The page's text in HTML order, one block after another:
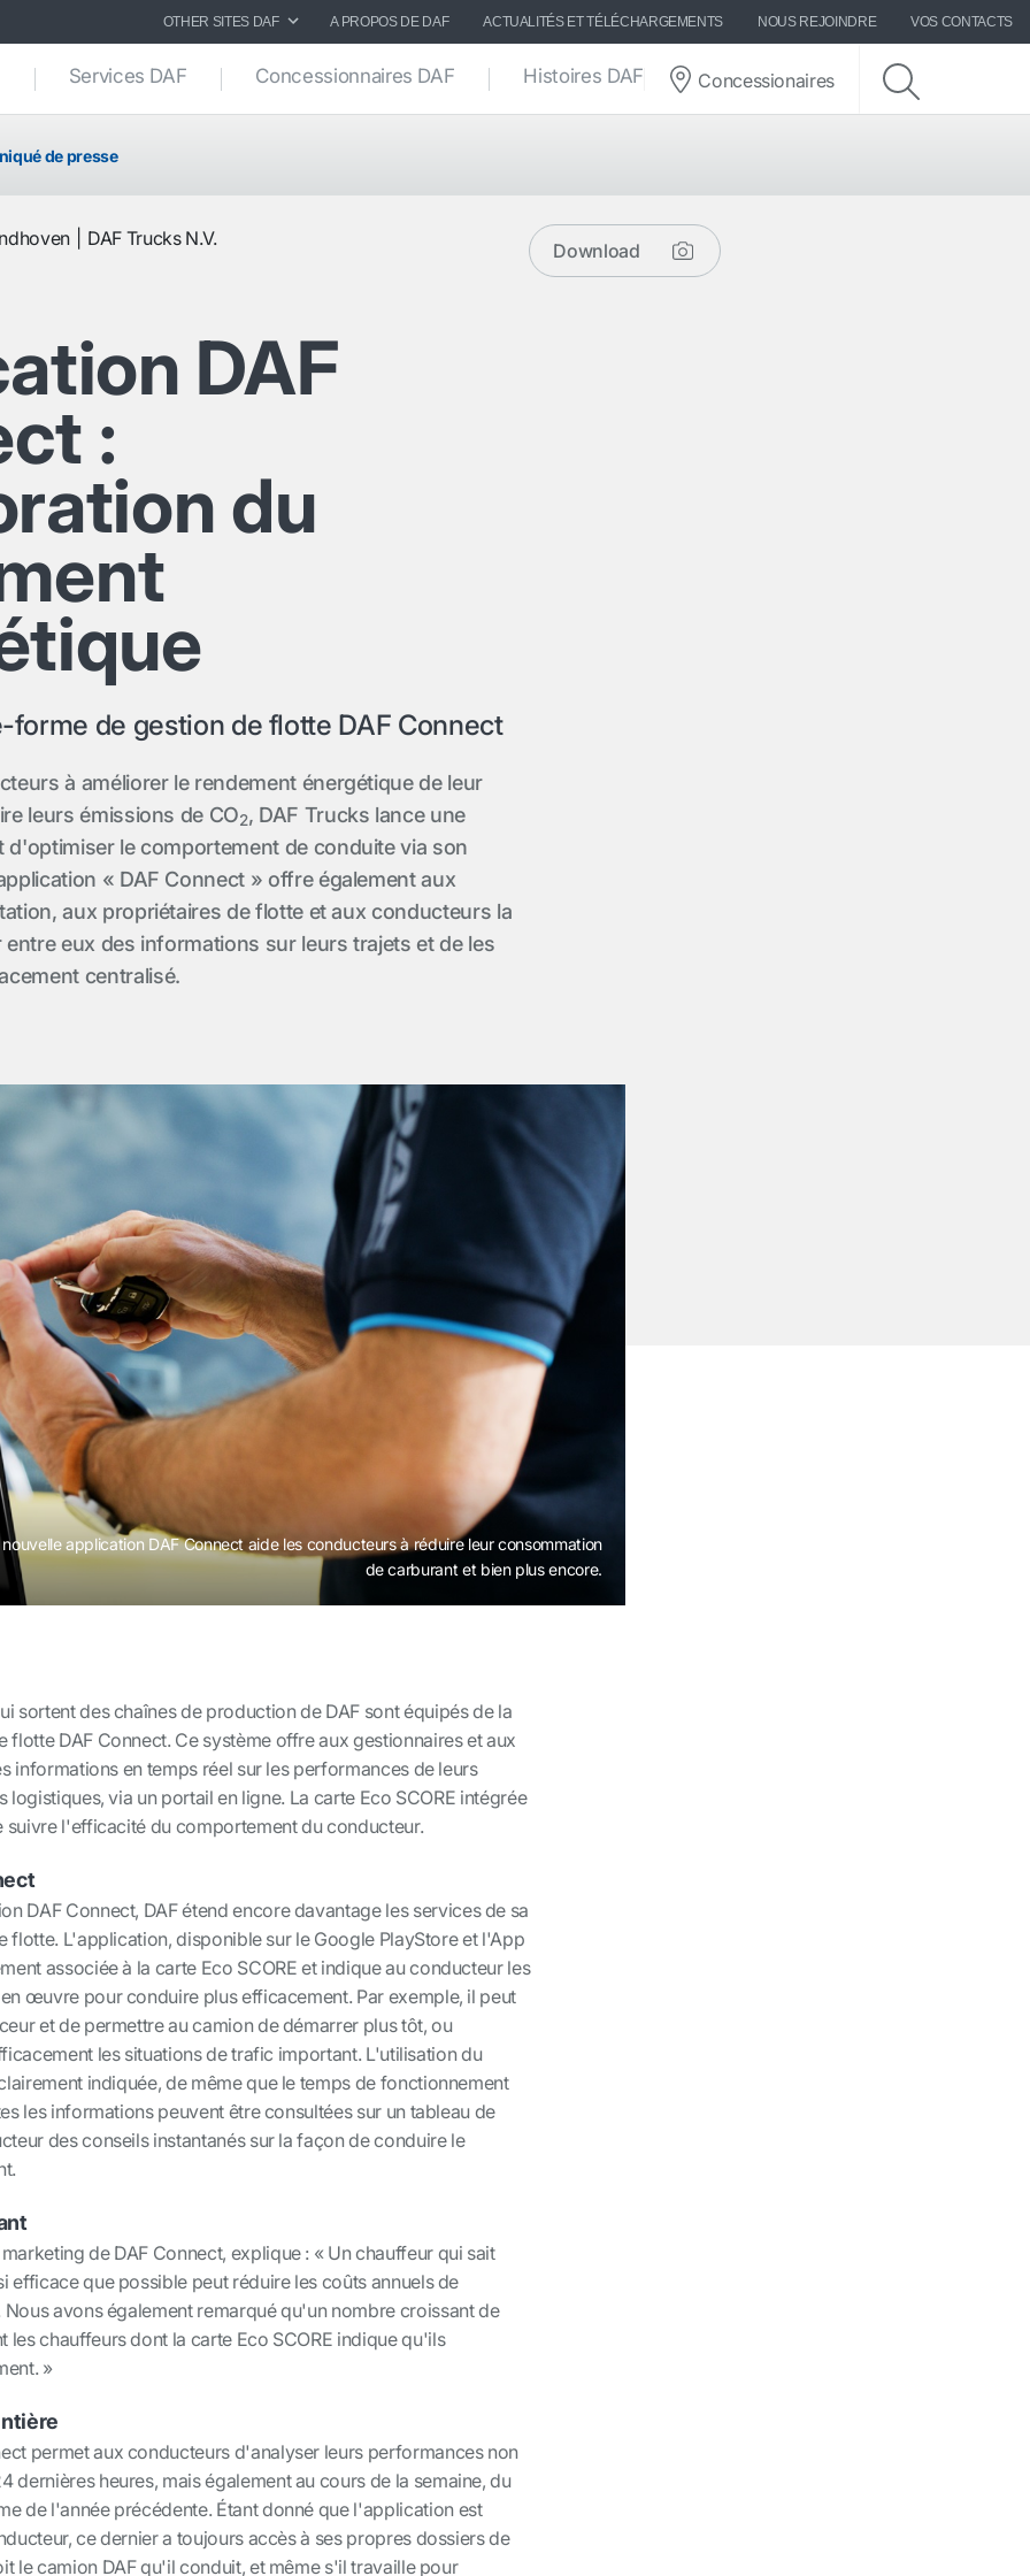
OTHER SITES DAF A PROPOS DE DAF ACTUALITÉS ET TÉLÉCHARGEMENTS NOUS REJOINDRE VOS CONTACTS
Services DAF Concessionnaires DAF Histoires DAF Concessionaires
de presse
Download
DAF Trucks N.V.
DAF
:
du
forme de gestion de flotte DAF Connect
à améliorer le rendement énergétique de leur
leurs émissions de CO2, DAF Trucks lance une
d'optimiser le comportement de conduite via son
« DAF Connect » offre également aux
aux propriétaires de flotte et aux conducteurs la
eux des informations sur leurs trajets et de les
centralisé.
application DAF Connect aide les conducteurs à réduire leur consommation
de carburant et bien plus encore.
sortent des chaînes de production de DAF sont équipés de la
DAF Connect. Ce système offre aux gestionnaires et aux
informations en temps réel sur les performances de leurs
logistiques, via un portail en ligne. La carte Eco SCORE intégrée
suivre l'efficacité du comportement du conducteur.
DAF Connect, DAF étend encore davantage les services de sa
flotte. L'application, disponible sur le Google PlayStore et l'App
associée à la carte Eco SCORE et indique au conducteur les
œuvre pour conduire plus efficacement. Par exemple, il peut
et de permettre au camion de démarrer plus tôt, ou
les situations de trafic important. L'utilisation du
indiquée, de même que le temps de fonctionnement
les informations peuvent être consultées sur un tableau de
des conseils instantanés sur la façon de conduire le
de DAF Connect, explique : « Un chauffeur qui sait
efficace que possible peut réduire les coûts annuels de
avons également remarqué qu'un nombre croissant de
les chauffeurs dont la carte Eco SCORE indique qu'ils
»
permet aux conducteurs d'analyser leurs performances non
dernières heures, mais également au cours de la semaine, du
de l'année précédente. Étant donné que l'application est
ce dernier a toujours accès à ses propres dossiers de
le camion DAF qu'il conduit, et même s'il travaille pour